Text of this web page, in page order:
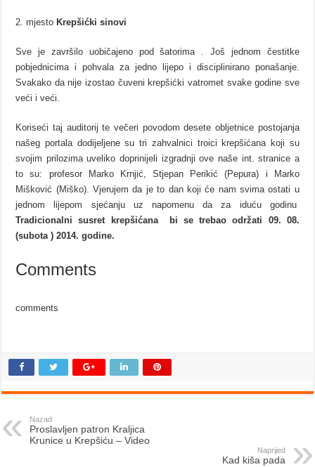
2. mjesto Krepšićki sinovi
Sve je završilo uobičajeno pod šatorima . Još jednom čestitke
pobjednicima i pohvala za jedno lijepo i disciplinirano ponašanje.
Svakako da nije izostao čuveni krepšićki vatromet svake godine sve
veći i veći.
Koriseći taj auditorij te večeri povodom desete obljetnice postojanja
našeg portala dodijeljene su tri zahvalnici troici krepšićana koji su
svojim prilozima uveliko doprinijeli izgradnji ove naše int. stranice a
to su: profesor Marko Krnjić, Stjepan Perikić (Pepura) i Marko
Mišković (Miško). Vjerujem da je to dan koji će nam svima ostati u
jednom lijepom sjećanju uz napomenu da za iduću godinu
Tradicionalni susret krepšićana bi se trebao održati 09. 08.
(subota ) 2014. godine.
Comments
comments
Nazad
Proslavljen patron Kraljica
Krunice u Krepšiću – Video
Naprijed
Kad kiša pada